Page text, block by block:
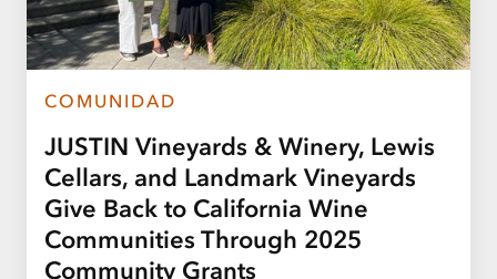
COMUNIDAD
JUSTIN Vineyards & Winery, Lewis
Cellars, and Landmark Vineyards
Give Back to California Wine
Communities Through 2025
Community Grants